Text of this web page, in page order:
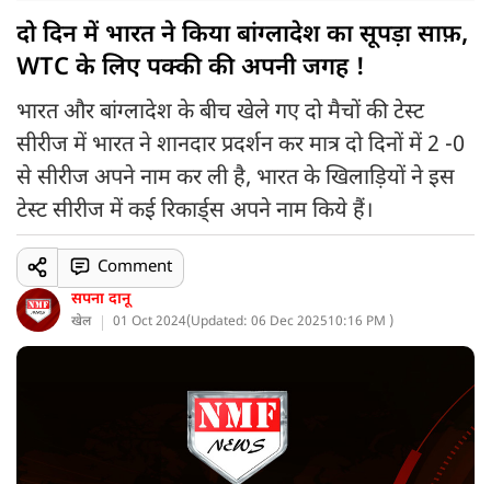
दो दिन में भारत ने किया बांग्लादेश का सूपड़ा साफ़,
WTC के लिए पक्की की अपनी जगह !
भारत और बांग्लादेश के बीच खेले गए दो मैचों की टेस्ट
सीरीज में भारत ने शानदार प्रदर्शन कर मात्र दो दिनों में 2 -0
से सीरीज अपने नाम कर ली है, भारत के खिलाड़ियों ने इस
टेस्ट सीरीज में कई रिकार्ड्स अपने नाम किये हैं।
सपना दानू
खेल 01 Oct 2024(Updated: 06 Dec 202510:16 PM )
Comment